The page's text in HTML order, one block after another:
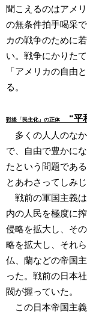
聞こえるのはアメ
の無条件拍手喝采
カの戦争のために
い。戦争にかりた
「アメリカの自由
る。
戦後「民主化」の正体
“平
多くの人人のな
で、自由で豊かに
たという問題であ
とあわさってしみ
戦前の軍国主義は
内の人民を極度に
侵略を拡大し、そ
略を拡大し、それ
仏、蘭などの帝国
った。戦前の日本
閥が握っていた。
この日本帝国主義